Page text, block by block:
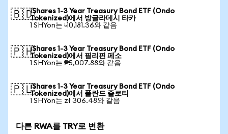
🇧🇩iShares 1-3 Year Treasury Bond ETF (Ondo
Tokenized)에서 방글라데시 타카
1 SHYon는 ৳10,181.36와 같음
🇵🇭iShares 1-3 Year Treasury Bond ETF (Ondo
Tokenized)에서 필리핀 페소
1 SHYon는 ₱5,007.88와 같음
🇵🇱iShares 1-3 Year Treasury Bond ETF (Ondo
Tokenized)에서 폴란드 즐로티
1 SHYon는 zł 306.48와 같음
다른 RWA를 TRY로 변환